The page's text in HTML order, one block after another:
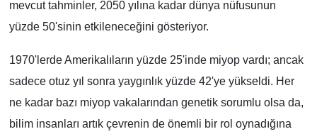
mevcut tahminler, 2050 yılına kadar dünya nüfusunun
yüzde 50'sinin etkileneceğini gösteriyor.
1970'lerde Amerikalıların yüzde 25'inde miyop vardı; ancak
sadece otuz yıl sonra yaygınlık yüzde 42'ye yükseldi. Her
ne kadar bazı miyop vakalarından genetik sorumlu olsa da,
bilim insanları artık çevrenin de önemli bir rol oynadığına